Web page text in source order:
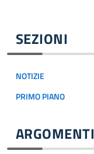
SEZIONI
NOTIZIE
PRIMO PIANO
ARGOMENTI